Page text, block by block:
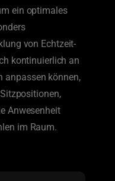
ein optimales
von Echtzeit-
kontinuierlich an
anpassen können,
Anwesenheit
im Raum.